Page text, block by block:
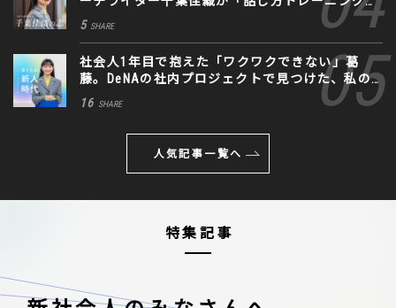
に込めた思い
5 SHARE
社会人1年目で抱えた「ワクワクできない」葛
藤。DeNAの社内プロジェクトで見つけた、私の
生きる道
16 SHARE
人気記事一覧へ
特集記事